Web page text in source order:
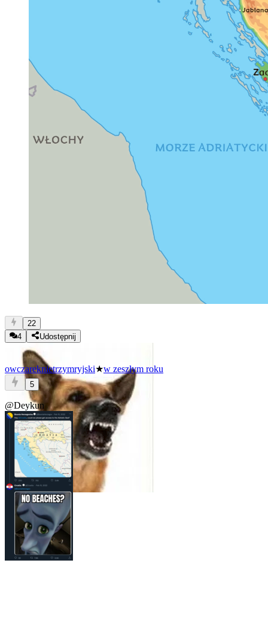
22
4
Udostępnij
owczareknietrzymryjski★w zeszłym roku
5
@Deykun